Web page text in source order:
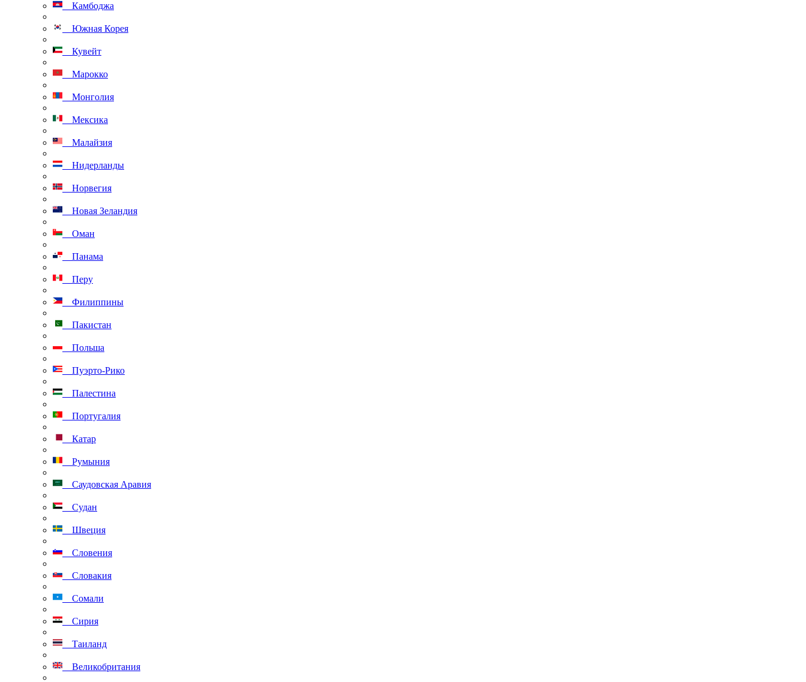
Камбоджа
Южная Корея
Кувейт
Марокко
Монголия
Мексика
Малайзия
Нидерланды
Норвегия
Новая Зеландия
Оман
Панама
Перу
Филиппины
Пакистан
Польша
Пуэрто-Рико
Палестина
Португалия
Катар
Румыния
Саудовская Аравия
Судан
Швеция
Словения
Словакия
Сомали
Сирия
Таиланд
Великобритания